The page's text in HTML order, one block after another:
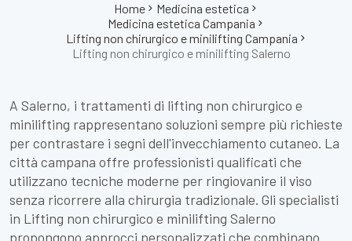
Home
Medicina estetica
Medicina estetica Campania
Lifting non chirurgico e minilifting Campania
Lifting non chirurgico e minilifting Salerno
A Salerno, i trattamenti di lifting non chirurgico e
minilifting rappresentano soluzioni sempre più richieste
per contrastare i segni dell'invecchiamento cutaneo. La
città campana offre professionisti qualificati che
utilizzano tecniche moderne per ringiovanire il viso
senza ricorrere alla chirurgia tradizionale. Gli specialisti
in Lifting non chirurgico e minilifting Salerno
propongono approcci personalizzati che combinano